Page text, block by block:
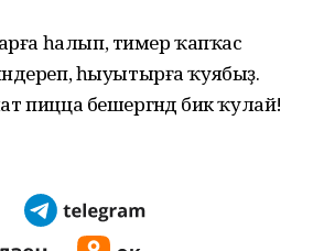
һалып, тимер ҡапҡас
һыуытырға ҡуябыҙ.
пицца бешергәндә бик ҡулай!